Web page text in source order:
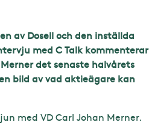
av Dosell och den inställda
med C Talk kommenterar
det senaste halvårets
bild av vad aktieägare kan
med VD Carl Johan Merner.